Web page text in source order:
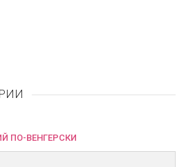
ПО-ВЕНГЕРСКИ